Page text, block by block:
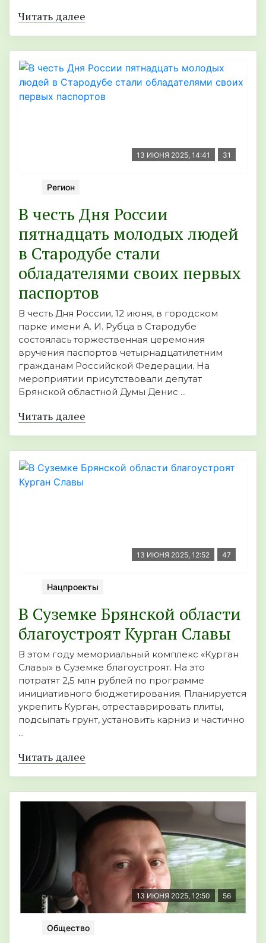
Читать далее
13 ИЮНЯ 2025, 14:41 31
Регион
В честь Дня России
пятнадцать молодых людей
в Стародубе стали
обладателями своих первых
паспортов
В честь Дня России, 12 июня, в городском
парке имени А. И. Рубца в Стародубе
состоялась торжественная церемония
вручения паспортов четырнадцатилетним
гражданам Российской Федерации. На
мероприятии присутствовали депутат
Брянской областной Думы Денис ...
Читать далее
13 ИЮНЯ 2025, 12:52 47
Нацпроекты
В Суземке Брянской области
благоустроят Курган Славы
В этом году мемориальный комплекс «Курган
Славы» в Суземке благоустроят. На это
потратят 2,5 млн рублей по программе
инициативного бюджетирования. Планируется
укрепить Курган, отреставрировать плиты,
подсыпать грунт, установить карниз и частично
...
Читать далее
13 ИЮНЯ 2025, 12:50 56
Общество